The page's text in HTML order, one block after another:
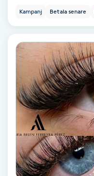
LED-ljusterapi
Liktornar
LPG-behandling
LPG-massage
Luggklippning
Kampanj Betala senare